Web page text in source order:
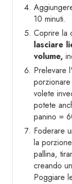
10 minuti.
Coprire la
lasciare
volume,
Prelevare
volete
potete
panino =
Foderare
la
pallina,
creando
Poggiare